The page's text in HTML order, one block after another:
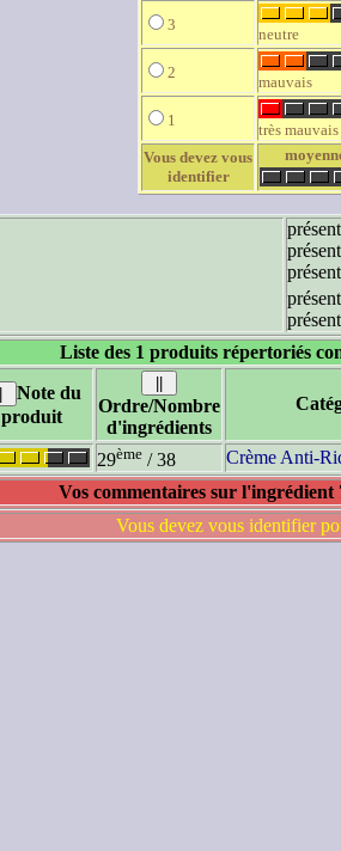
3
neutre
2
mauvais
1
très mauvais
Vous devez vous
identifier
Liste des 1 produits répertoriés
Note du
produit
Ordre/Nombre
d'ingrédients
29ème / 38 Crème Anti-
Vos commentaires sur l'ingrédient
Vous devez vous identifier